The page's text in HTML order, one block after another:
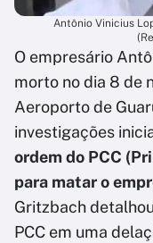
Antônio Vinicius
O empresário
morto no dia 8 de
Aeroporto de
investigações
ordem do PCC
para matar o
Gritzbach
PCC em uma